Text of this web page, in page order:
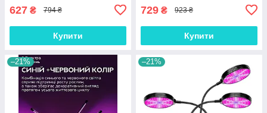
627 ₴ 794 ₴
Купити
729 ₴ 923 ₴
Купити
–21% –21%